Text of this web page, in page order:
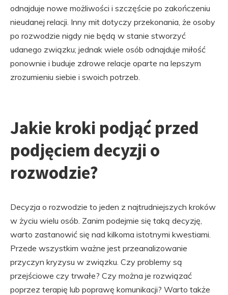
odnajduje nowe możliwości i szczęście po zakończeniu
nieudanej relacji. Inny mit dotyczy przekonania, że osoby
po rozwodzie nigdy nie będą w stanie stworzyć
udanego związku; jednak wiele osób odnajduje miłość
ponownie i buduje zdrowe relacje oparte na lepszym
zrozumieniu siebie i swoich potrzeb.
Jakie kroki podjąć przed
podjęciem decyzji o
rozwodzie?
Decyzja o rozwodzie to jeden z najtrudniejszych kroków
w życiu wielu osób. Zanim podejmie się taką decyzję,
warto zastanowić się nad kilkoma istotnymi kwestiami.
Przede wszystkim ważne jest przeanalizowanie
przyczyn kryzysu w związku. Czy problemy są
przejściowe czy trwałe? Czy można je rozwiązać
poprzez terapię lub poprawę komunikacji? Warto także